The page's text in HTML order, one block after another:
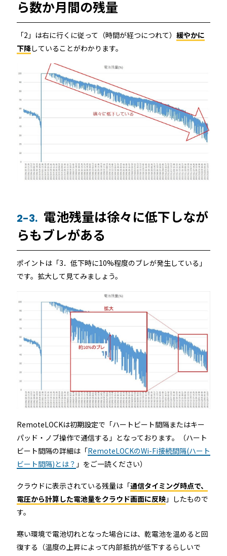
ら数か月間の残量
「2」は右に行くに従って（時間が経つにつれて） 緩やかに
下降していることがわかります。
2-3. 電池残量は徐々に低下しなが
らもブレがある
ポイントは「3．低下時に10%程度のブレが発生している」
です。拡大して見てみましょう。
RemoteLOCKは初期設定で「ハートビート間隔またはキー
パッド・ノブ操作で通信する」となっております。（ハート
ビート間隔の詳細は「RemoteLOCKのWi-Fi接続間隔(ハート
ビート間隔)とは？ 」をご一読ください）
クラウドに表示されている残量は「通信タイミング時点で、
電圧から計算した電池量をクラウド画面に反映」したもので
す。
寒い環境で電池切れとなった場合には、乾電池を温めると回
復する（温度の上昇によって内部抵抗が低下するらしいで
店舗
オフィス
公共施設
その他の業種
近畿
中国
四国
九州
沖縄
施工会社様向け資料